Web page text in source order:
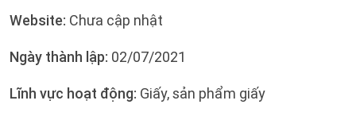
Website: Chưa cập nhật
Ngày thành lập: 02/07/2021
Lĩnh vực hoạt động: Giấy, sản phẩm giấy